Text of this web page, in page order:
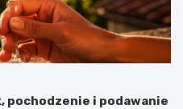
pochodzenie i podawanie